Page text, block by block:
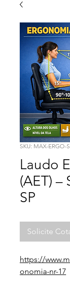
SKU: MAX-ERGO-
Laudo
(AET) –
SP
Solicite
https://
onomia-nr-17